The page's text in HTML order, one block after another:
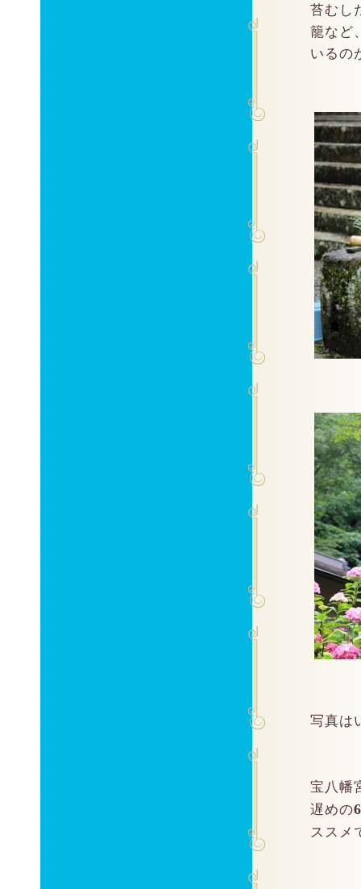
苔むし
籠など
いるの
写真は
宝八幡
遅めの
ススメ